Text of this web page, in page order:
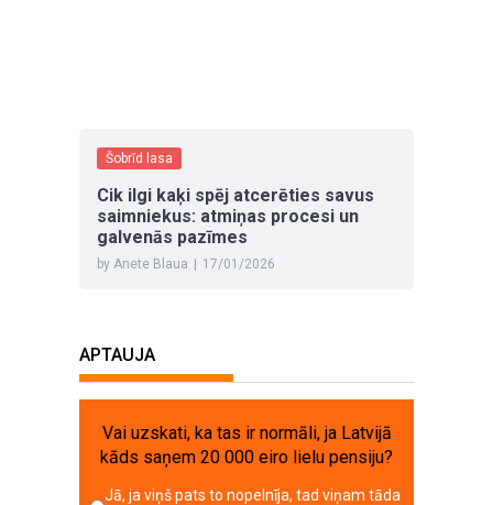
Šobrīd lasa
Cik ilgi kaķi spēj atcerēties savus
saimniekus: atmiņas procesi un
galvenās pazīmes
by Anete Blaua 17/01/2026
APTAUJA
Vai uzskati, ka tas ir normāli, ja Latvijā
kāds saņem 20 000 eiro lielu pensiju?
Jā, ja viņš pats to nopelnīja, tad viņam tāda